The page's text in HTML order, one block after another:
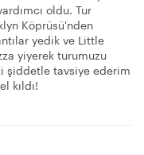
oldu. Tur
Köprüsü'nden
yedik ve Little
yiyerek turumuzu
şiddetle tavsiye ederim
kıldı!